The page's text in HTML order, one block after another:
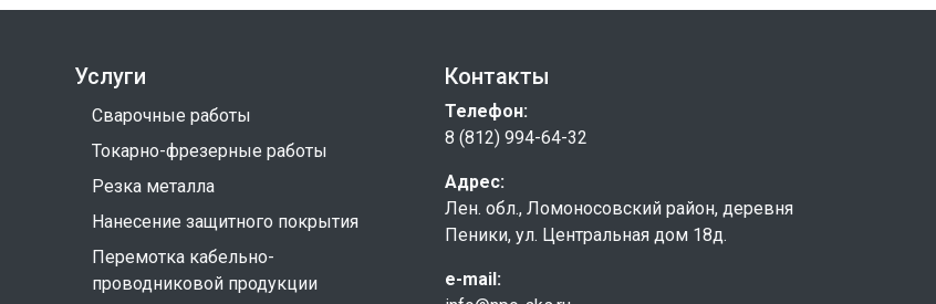
Услуги
Сварочные работы
Токарно-фрезерные работы
Резка металла
Нанесение защитного покрытия
Перемотка кабельно-
проводниковой продукции
Контакты
Телефон:
8 (812) 994-64-32
Адрес:
Лен. обл., Ломоносовский район, деревня
Пеники, ул. Центральная дом 18д.
e-mail: